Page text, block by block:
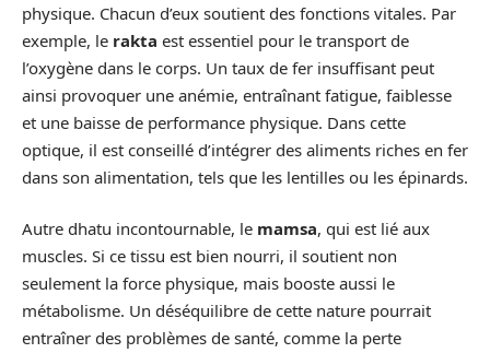
physique. Chacun d’eux soutient des fonctions vitales. Par
exemple, le rakta est essentiel pour le transport de
l’oxygène dans le corps. Un taux de fer insuffisant peut
ainsi provoquer une anémie, entraînant fatigue, faiblesse
et une baisse de performance physique. Dans cette
optique, il est conseillé d’intégrer des aliments riches en fer
dans son alimentation, tels que les lentilles ou les épinards.
Autre dhatu incontournable, le mamsa, qui est lié aux
muscles. Si ce tissu est bien nourri, il soutient non
seulement la force physique, mais booste aussi le
métabolisme. Un déséquilibre de cette nature pourrait
entraîner des problèmes de santé, comme la perte